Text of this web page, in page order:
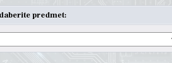
predmet: